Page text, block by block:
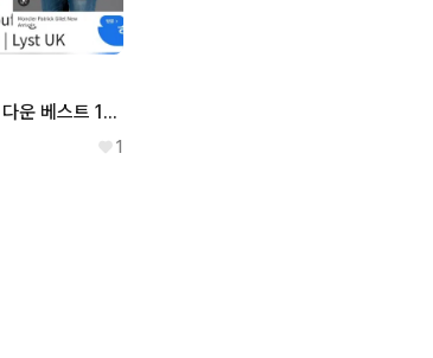
몽클레어 경량 다운 베스트 1사이즈.
1